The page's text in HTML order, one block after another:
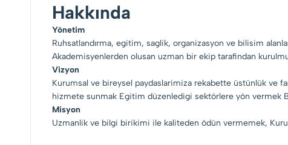
Hakkında
Yönetim
Ruhsatlandırma, egitim, saglik, organizasyon ve bilisim
Akademisyenlerden olusan uzman bir ekip tarafindan
Vizyon
Kurumsal ve bireysel paydaslarimiza rekabette üstünlük ve
hizmete sunmak Egitim düzenledigi sektörlere yön vermek
Misyon
Uzmanlik ve bilgi birikimi ile kaliteden ödün vermemek,